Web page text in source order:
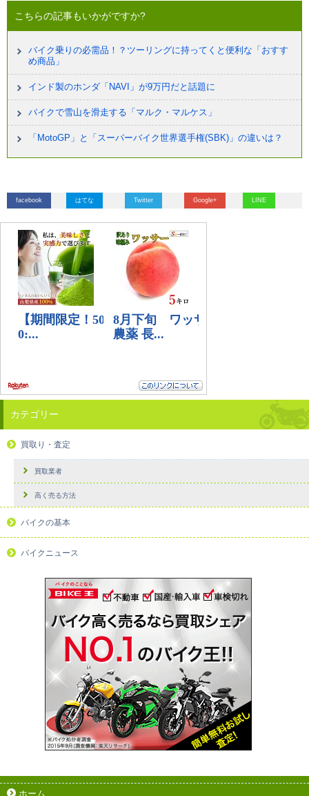
こちらの記事もいかがですか?
バイク乗りの必需品！？ツーリングに持ってくと便利な「おすす
め商品」
インド製のホンダ「NAVI」が9万円だと話題に
バイクで雪山を滑走する「マルク・マルケス」
「MotoGP」と「スーパーバイク世界選手権(SBK)」の違いは？
facebook はてな Twitter Google+ LINE
カテゴリー
買取り・査定
買取業者
高く売る方法
バイクの基本
バイクニュース
ホーム